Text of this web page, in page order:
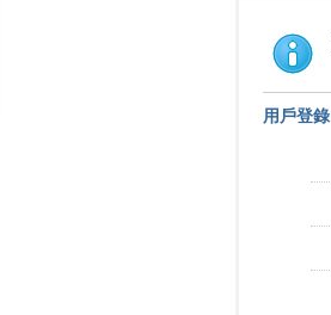
用戶登錄